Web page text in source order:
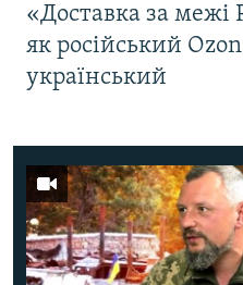
«Доставка за межі
як російський
український